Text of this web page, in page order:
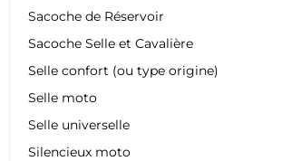
Sacoche de Réservoir
Sacoche Selle et Cavalière
Selle confort (ou type origine)
Selle moto
Selle universelle
Silencieux moto